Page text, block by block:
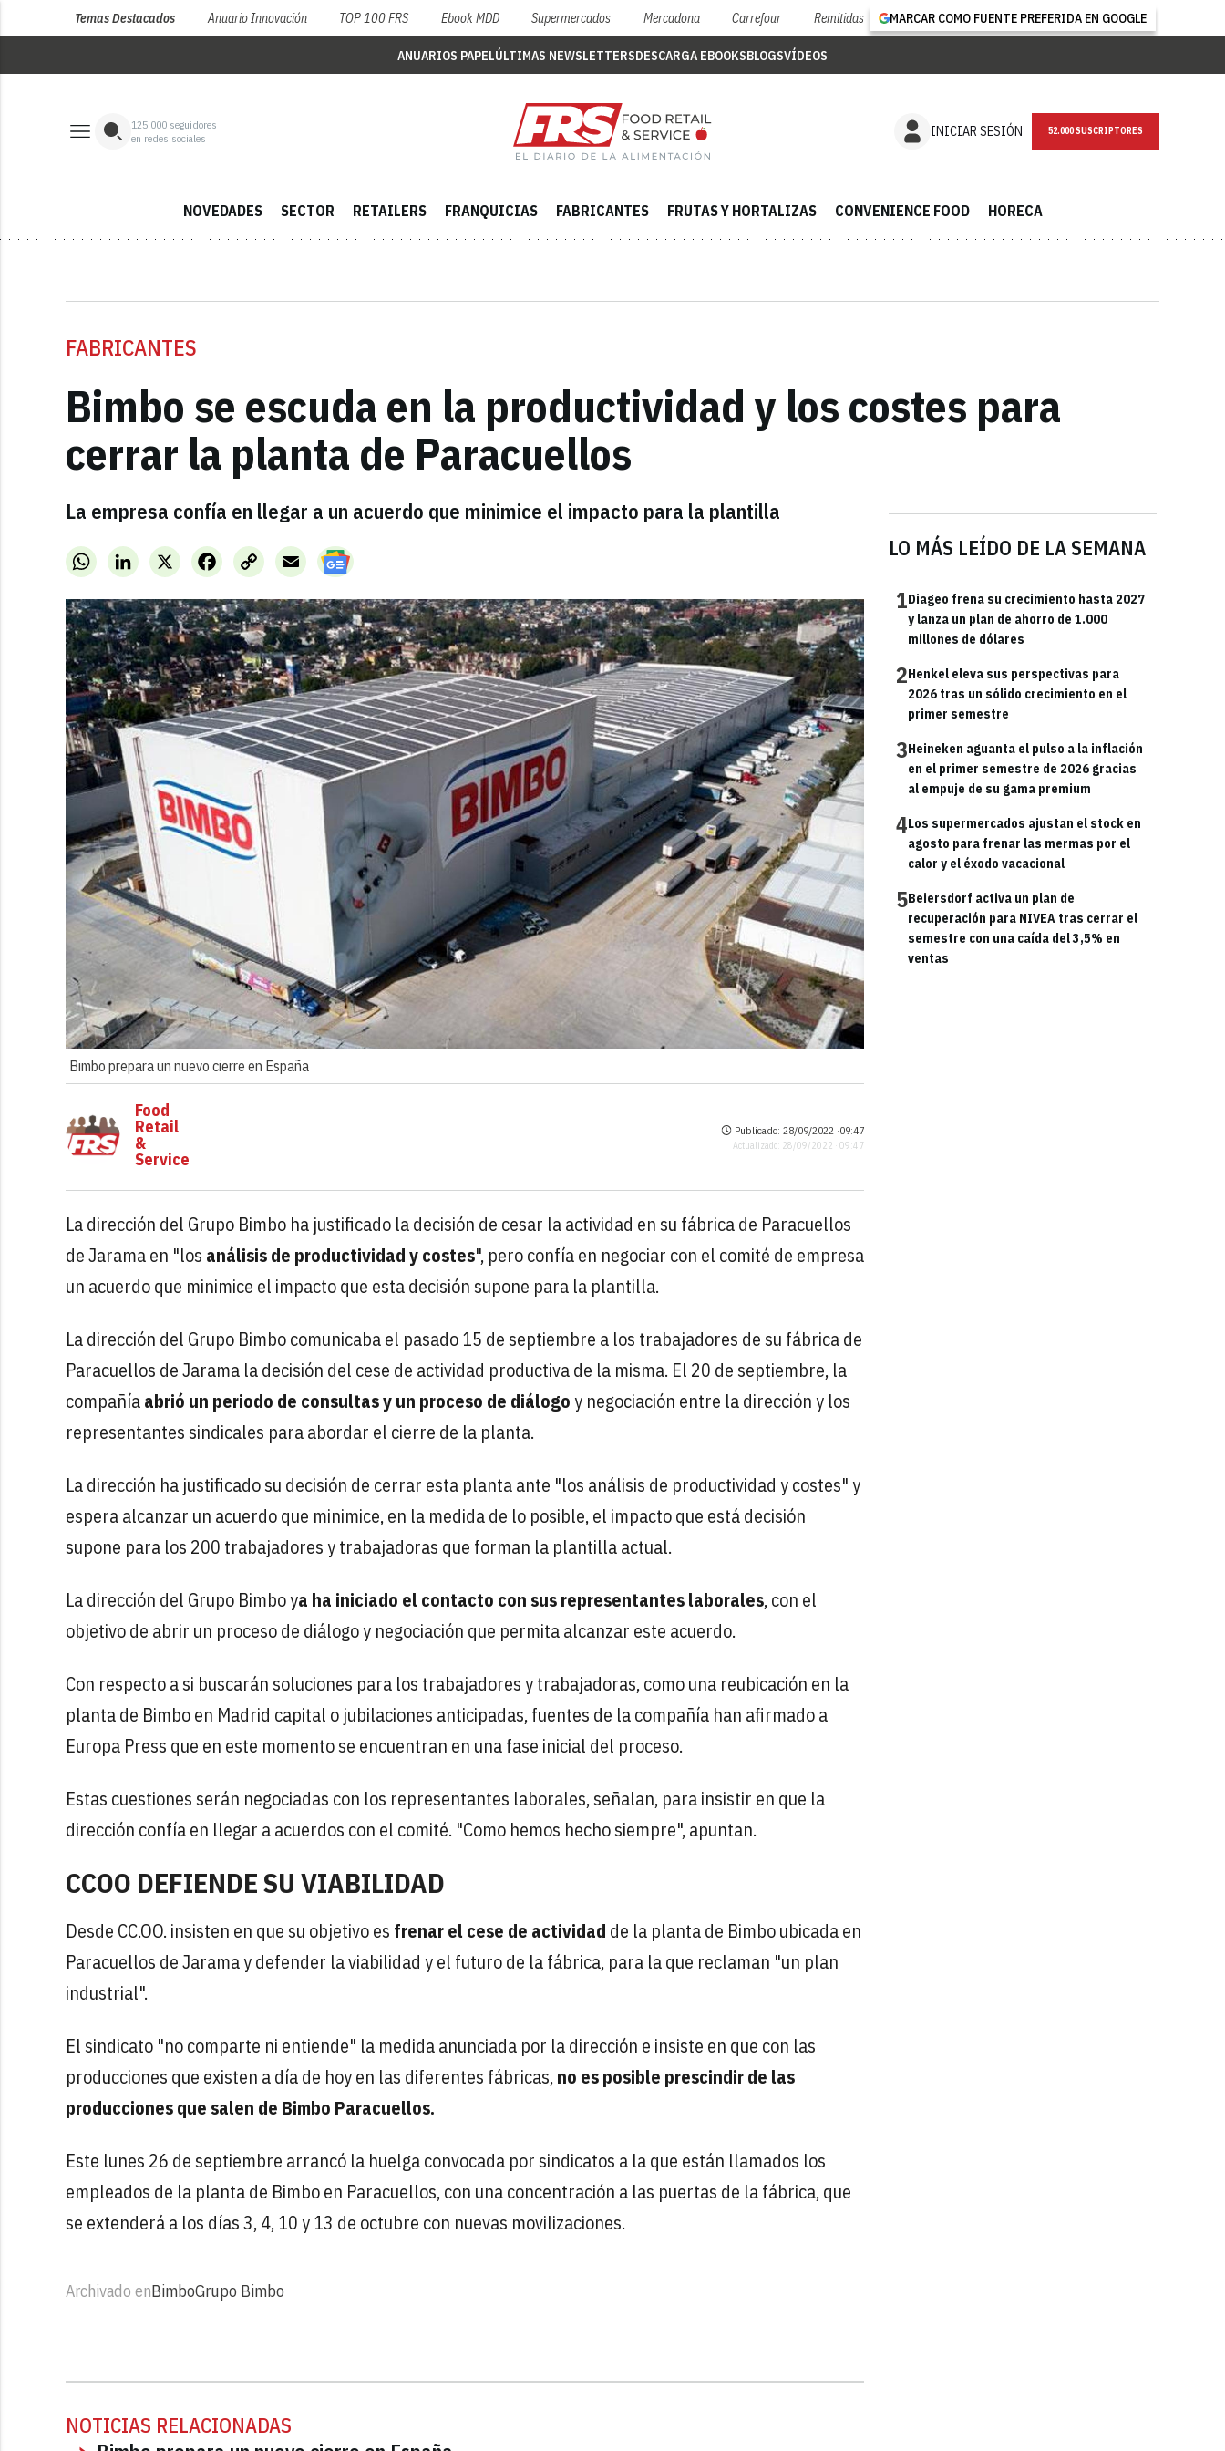
Temas Destacados Anuario Innovación TOP 100 FRS Ebook MDD Supermercados Mercadona Carrefour Remitidas MARCAR COMO FUENTE PREFERIDA EN GOOGLE
ANUARIOS PAPELÚLTIMAS NEWSLETTERSDESCARGA EBOOKSBLOGSVÍDEOS
125,000 seguidores
en redes sociales
INICIAR SESIÓN NEWSLETTER
NOVEDADES SECTOR RETAILERS FRANQUICIAS FABRICANTES FRUTAS Y HORTALIZAS CONVENIENCE FOOD HORECA
FABRICANTES
Bimbo se escuda en la productividad y los costes para
cerrar la planta de Paracuellos
La empresa confía en llegar a un acuerdo que minimice el impacto para la plantilla
WhatsAppLinkedInX FacebookCopy
Link
Email
Bimbo prepara un nuevo cierre en España
LO MÁS LEÍDO DE LA SEMANA
1Diageo frena su crecimiento hasta 2027
y lanza un plan de ahorro de 1.000
millones de dólares
2Henkel eleva sus perspectivas para
2026 tras un sólido crecimiento en el
primer semestre
3Heineken aguanta el pulso a la inflación
en el primer semestre de 2026 gracias
al empuje de su gama premium
4Los supermercados ajustan el stock en
agosto para frenar las mermas por el
calor y el éxodo vacacional
5Beiersdorf activa un plan de
recuperación para NIVEA tras cerrar el
semestre con una caída del 3,5% en
ventas
Food
Retail
&
Service
Publicado: 28/09/2022 ·09:47
Actualizado: 28/09/2022 · 09:47
La dirección del Grupo Bimbo ha justificado la decisión de cesar la actividad en su fábrica de Paracuellos
de Jarama en "los análisis de productividad y costes", pero confía en negociar con el comité de empresa
un acuerdo que minimice el impacto que esta decisión supone para la plantilla.
La dirección del Grupo Bimbo comunicaba el pasado 15 de septiembre a los trabajadores de su fábrica de
Paracuellos de Jarama la decisión del cese de actividad productiva de la misma. El 20 de septiembre, la
compañíaabrió un periodo de consultas y un proceso de diálogoy negociación entre la dirección y los
representantes sindicales para abordar el cierre de la planta.
La dirección ha justificado su decisión de cerrar esta planta ante "los análisis de productividad y costes" y
espera alcanzar un acuerdo que minimice, en la medida de lo posible, el impacto que está decisión
supone para los 200 trabajadores y trabajadoras que forman la plantilla actual.
La dirección del Grupo Bimbo ya ha iniciado el contacto con sus representantes laborales, con el
objetivo de abrir un proceso de diálogo y negociación que permita alcanzar este acuerdo.
Con respecto a si buscarán soluciones para los trabajadores y trabajadoras, como una reubicación en la
planta de Bimbo en Madrid capital o jubilaciones anticipadas, fuentes de la compañía han afirmado a
Europa Press que en este momento se encuentran en una fase inicial del proceso.
Estas cuestiones serán negociadas con los representantes laborales, señalan, para insistir en que la
dirección confía en llegar a acuerdos con el comité. "Como hemos hecho siempre", apuntan.
CCOO DEFIENDE SU VIABILIDAD
Desde CC.OO. insisten en que su objetivo es frenar el cese de actividad de la planta de Bimbo ubicada en
Paracuellos de Jarama y defender la viabilidad y el futuro de la fábrica, para la que reclaman "un plan
industrial".
El sindicato "no comparte ni entiende" la medida anunciada por la dirección e insiste en que con las
producciones que existen a día de hoy en las diferentes fábricas,no es posible prescindir de las
producciones que salen de Bimbo Paracuellos.
Este lunes 26 de septiembre arrancó la huelga convocada por sindicatos a la que están llamados los
empleados de la planta de Bimbo en Paracuellos, con una concentración a las puertas de la fábrica, que
se extenderá a los días 3, 4, 10 y 13 de octubre con nuevas movilizaciones.
Archivado enBimboGrupo Bimbo
NOTICIAS RELACIONADAS